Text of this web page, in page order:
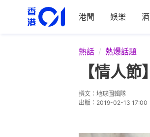
港聞 娛樂
熱話 熱爆話題
【情人
撰文： 地球圖輯隊
出版： 2019-02-13 17:00